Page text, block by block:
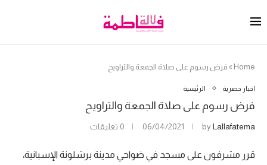
Home
» فرض رسوم على صلاة الجمعة والتراويح
اخبار حصرية الرئيسية
فرض رسوم على صلاة الجمعة والتراويح
byLallafatema
06/04/2021 0 تعليقات
قرر مشرفون على مسجد في ضواحي مدينة برشلونة الإسبانية،